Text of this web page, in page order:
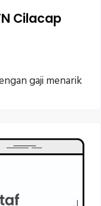
Cilacap
gaji menarik